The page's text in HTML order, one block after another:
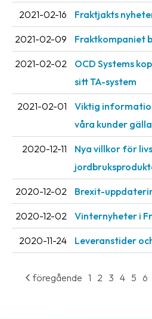
Förbjudet
och
farligt
2021-02-16 Fraktjakts
2021-02-09 Fraktkompaniet
2021-02-02
OCD Systems
sitt TA-system
2021-02-01
Viktig
våra kunder
2020-12-11
Nya villkor för
2020-12-02 Brexit-
2020-12-02 Vinternyheter i
2020-11-24 Leveranstider
föregående 1 2 3 4 5 6